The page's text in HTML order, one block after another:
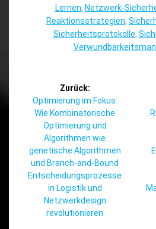
Lernen, Netzwerk-
Reaktionsstrategien,
Sicherheitsprotokolle,
Beitragsnavigation
Zurück:
Vorheriger
Beitrag:
Optimierung im Fokus:
Wie Kombinatorische
Optimierung und
Algorithmen wie
genetische Algorithmen
und Branch-and-Bound
Entscheidungsprozesse
in Logistik und
Netzwerkdesign
revolutionieren